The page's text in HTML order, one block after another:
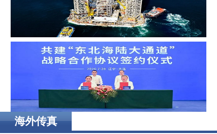
Borr Drilling墨西哥合资公司完成五座钻井平台收购，交易
额2.87亿美元
辽港集团携手国铁沈阳局，落地多项重点合作项目
海外传真